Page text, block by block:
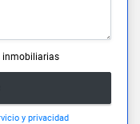
inmobiliarias
y privacidad